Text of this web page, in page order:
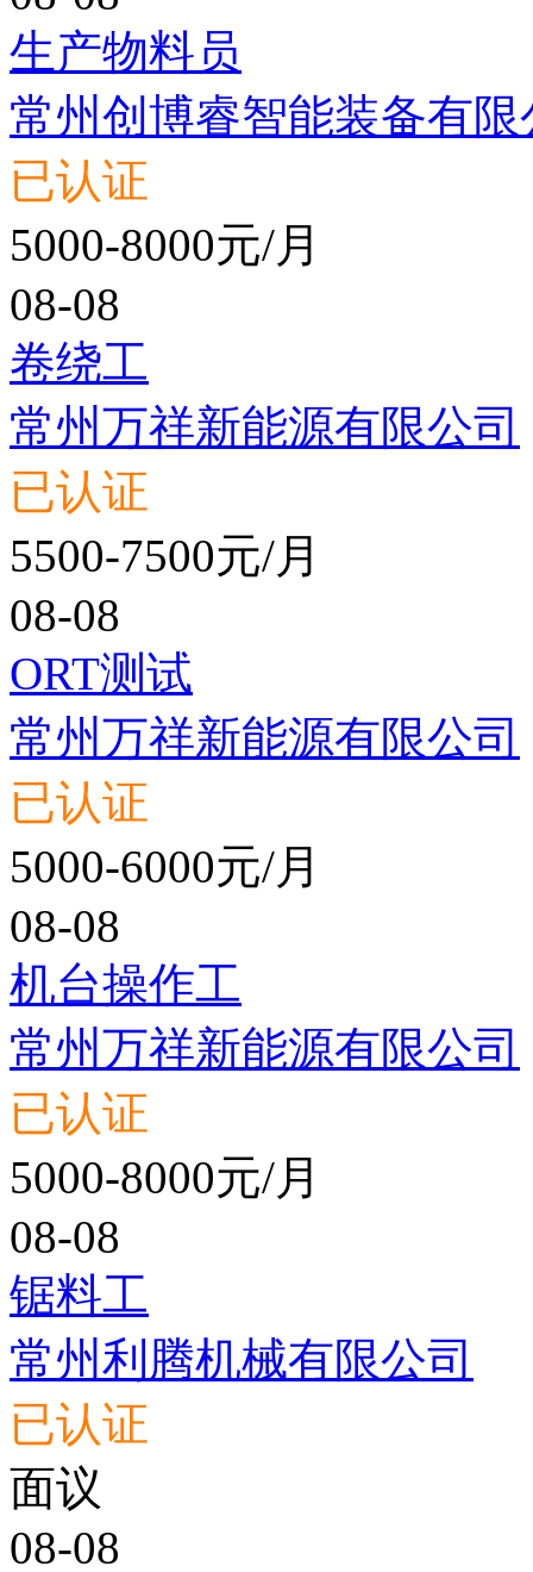
生产物料员
常州创博睿智能装备有限
已认证
5000-8000元/月
08-08
卷绕工
常州万祥新能源有限公司
已认证
5500-7500元/月
08-08
ORT测试
常州万祥新能源有限公司
已认证
5000-6000元/月
08-08
机台操作工
常州万祥新能源有限公司
已认证
5000-8000元/月
08-08
锯料工
常州利腾机械有限公司
已认证
面议
08-08